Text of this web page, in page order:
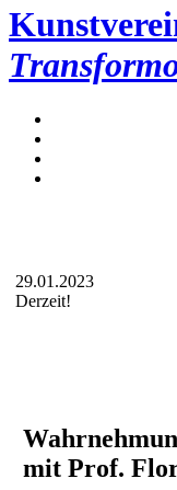
29.01.2023
Derzeit!
mit Prof.